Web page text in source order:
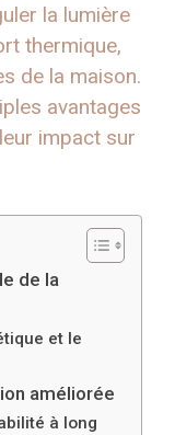
la lumière
thermique,
de la maison.
avantages
impact sur
de la
et le
améliorée
à long